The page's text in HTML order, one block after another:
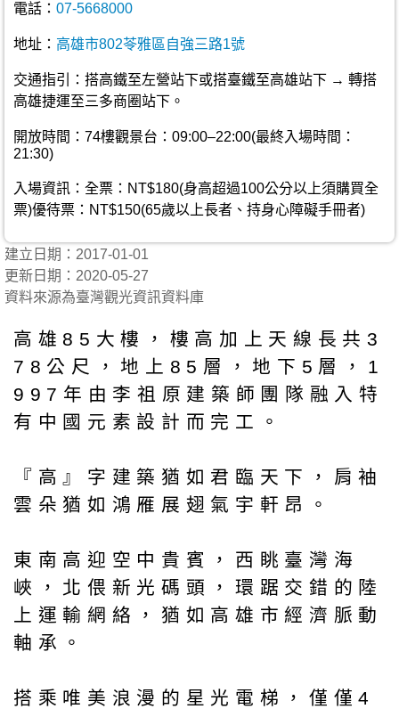
電話： 07-5668000
地址： 高雄市802苓雅區自強三路1號
交通指引：搭高鐵至左營站下或搭臺鐵至高雄站下 → 轉搭
高雄捷運至三多商圈站下。
開放時間：74樓觀景台：09:00–22:00(最終入場時間：
21:30)
入場資訊：全票：NT$180(身高超過100公分以上須購買全
票)優待票：NT$150(65歲以上長者、持身心障礙手冊者)
建立日期：2017-01-01
更新日期：2020-05-27
資料來源為臺灣觀光資訊資料庫
高雄85大樓，樓高加上天線長共3
78公尺，地上85層，地下5層，1
997年由李祖原建築師團隊融入特
有中國元素設計而完工。
『高』字建築猶如君臨天下，肩袖
雲朵猶如鴻雁展翅氣宇軒昂。
東南高迎空中貴賓，西眺臺灣海
峽，北偎新光碼頭，環踞交錯的陸
上運輸網絡，猶如高雄市經濟脈動
軸承。
搭乘唯美浪漫的星光電梯，僅僅4